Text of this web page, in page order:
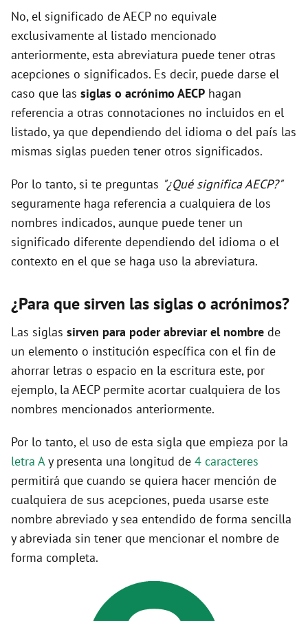
No, el significado de AECP no equivale
exclusivamente al listado mencionado
anteriormente, esta abreviatura puede tener otras
acepciones o significados. Es decir, puede darse el
caso que las siglas o acrónimo AECP hagan
referencia a otras connotaciones no incluidos en el
listado, ya que dependiendo del idioma o del país las
mismas siglas pueden tener otros significados.
Por lo tanto, si te preguntas "¿Qué significa AECP?"
seguramente haga referencia a cualquiera de los
nombres indicados, aunque puede tener un
significado diferente dependiendo del idioma o el
contexto en el que se haga uso la abreviatura.
¿Para que sirven las siglas o acrónimos?
Las siglas sirven para poder abreviar el nombre de
un elemento o institución específica con el fin de
ahorrar letras o espacio en la escritura este, por
ejemplo, la AECP permite acortar cualquiera de los
nombres mencionados anteriormente.
Por lo tanto, el uso de esta sigla que empieza por la
letra Ay presenta una longitud de 4 caracteres
permitirá que cuando se quiera hacer mención de
cualquiera de sus acepciones, pueda usarse este
nombre abreviado y sea entendido de forma sencilla
y abreviada sin tener que mencionar el nombre de
forma completa.